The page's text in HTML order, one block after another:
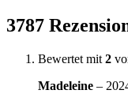
3787
Bewertet mit 2
Madeleine –